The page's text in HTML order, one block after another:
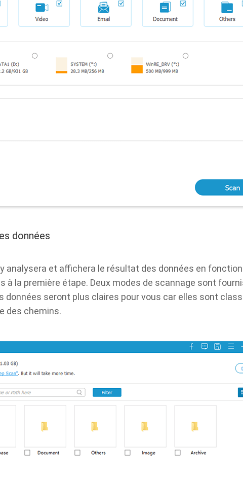
données
analysera et affichera le résultat des données en
à la première étape. Deux modes de scannage sont
données seront plus claires pour vous car elles sont
des chemins.